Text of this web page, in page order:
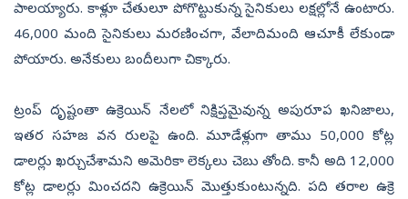
పాలయ్యారు. కాళ్లూ చేతులూ పోగొట్టుకున్న సైనికులు లక్షల్లోనే ఉంటారు.
46,000 మంది సైనికులు మరణించగా, వేలాదిమంది ఆచూకీ లేకుండా
పోయారు. అనేకులు బందీలుగా చిక్కారు.
ట్రంప్‌ దృష్టంతా ఉక్రెయిన్‌ నేలలో నిక్షిప్తమైవున్న అపురూప ఖనిజాలు,
ఇతర సహజ వన రులపై ఉంది. మూడేళ్లుగా తాము 50,000 కోట్ల
డాలర్లు ఖర్చుచేశామని అమెరికా లెక్కలు చెబు తోంది. కానీ అది 12,000
కోట్ల డాలర్లు మించదని ఉక్రెయిన్‌ మొత్తుకుంటున్నది. పది తరాల ఉక్రె